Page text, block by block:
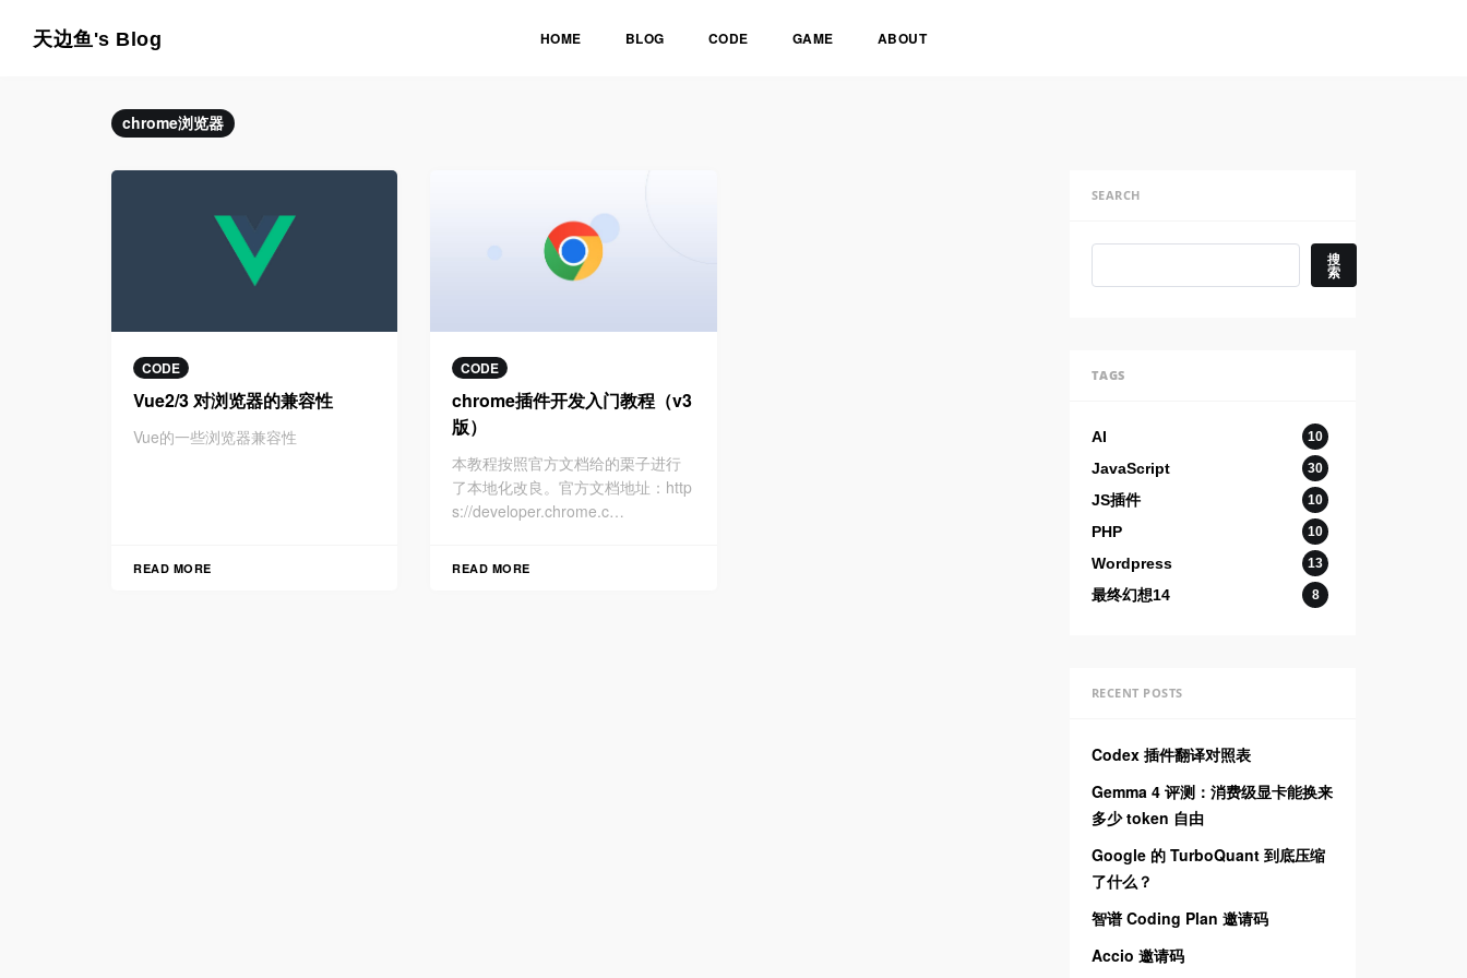
天边鱼's Blog HOME BLOG CODE GAME ABOUT
chrome浏览器
CODE
Vue2/3 对浏览器的兼容性
Vue的一些浏览器兼容性
READ MORE
CODE
chrome插件开发入门教程（v3
版）
本教程按照官方文档给的栗子进行
了本地化改良。官方文档地址：http
s://developer.chrome.c…
READ MORE
SEARCH
搜
索
TAGS
AI 10
JavaScript 30
JS插件 10
PHP 10
Wordpress 13
最终幻想14 8
RECENT POSTS
Codex 插件翻译对照表
Gemma 4 评测：消费级显卡能换来
多少 token 自由
Google 的 TurboQuant 到底压缩
了什么？
智谱 Coding Plan 邀请码
Accio 邀请码